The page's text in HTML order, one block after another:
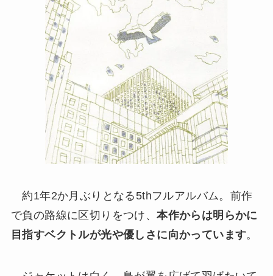
約1年2か月ぶりとなる5thフルアルバム。前作
で負の路線に区切りをつけ、本作からは明らかに
目指すベクトルが光や優しさに向かっています。